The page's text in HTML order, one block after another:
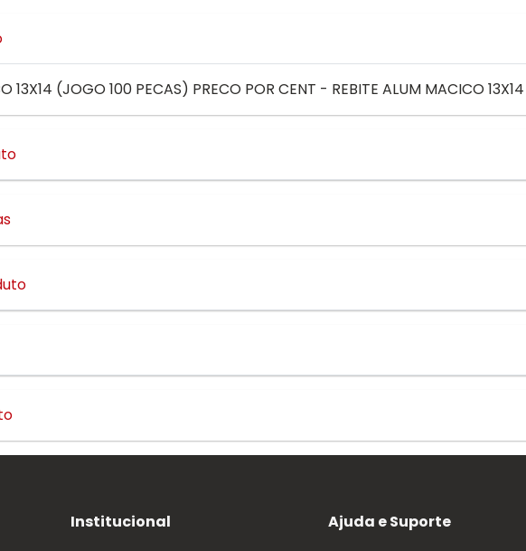
13X14 (JOGO 100 PECAS) PRECO POR CENT - REBITE ALUM MACICO
Institucional
Ajuda e Suporte